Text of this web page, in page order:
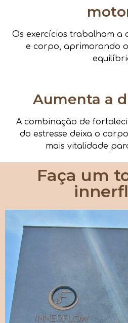
Os exercícios trabalham a
e corpo, aprimorando
Aumenta a
A combinação de
do estresse deixa o
mais vitalidade
Faça um